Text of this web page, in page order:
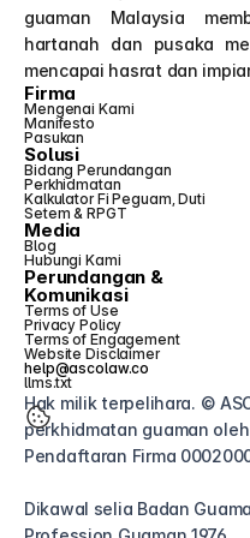
guaman Malaysia
hartanah dan pusaka
mencapai hasrat dan
Firma
Mengenai Kami
Manifesto
Pasukan
Solusi
Bidang Perundangan
Perkhidmatan
Kalkulator Fi Peguam, Duti
Setem & RPGT
Media
Blog
Hubungi Kami
Perundangan &
Komunikasi
Terms of Use
Privacy Policy
Terms of Engagement
Website Disclaimer
help@ascolaw.co
llms.txt
Hak milik terpelihara. ©
perkhidmatan guaman
Pendaftaran Firma
Dikawal selia Badan